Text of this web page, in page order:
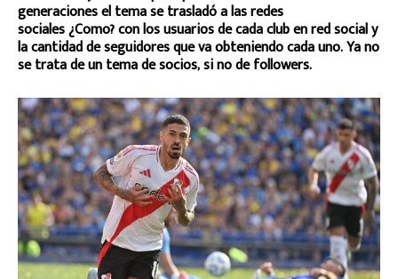
generaciones el tema se trasladó a las redes
sociales ¿Como? con los usuarios de cada club en red social y
la cantidad de seguidores que va obteniendo cada uno. Ya no
se trata de un tema de socios, si no de followers.